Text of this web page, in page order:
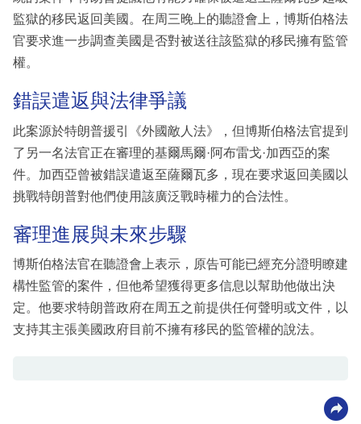
監獄的移民返回美國。在周三晚上的聽證會上，博斯伯格法
官要求進一步調查美國是否對被送往該監獄的移民擁有監管
權。
錯誤遣返與法律爭議
此案源於特朗普援引《外國敵人法》，但博斯伯格法官提到
了另一名法官正在審理的基爾馬爾·阿布雷戈·加西亞的案
件。加西亞曾被錯誤遣返至薩爾瓦多，現在要求返回美國以
挑戰特朗普對他們使用該廣泛戰時權力的合法性。
審理進展與未來步驟
博斯伯格法官在聽證會上表示，原告可能已經充分證明瞭建
構性監管的案件，但他希望獲得更多信息以幫助他做出決
定。他要求特朗普政府在周五之前提供任何聲明或文件，以
支持其主張美國政府目前不擁有移民的監管權的說法。